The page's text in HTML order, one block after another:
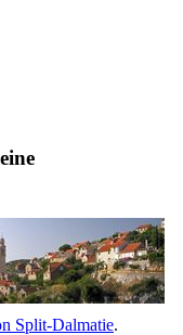
Split-Dalmatie.